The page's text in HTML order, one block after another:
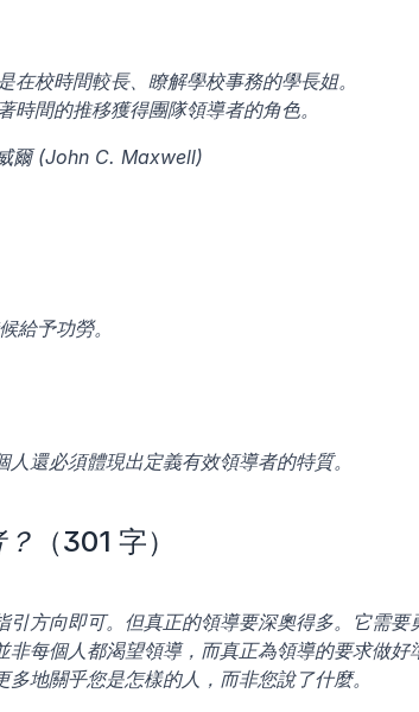
校時間較長、瞭解學校事務的學長姐。
間的推移獲得團隊領導者的角色。
爾 (John C. Maxwell)
給予功勞。
還必須體現出定義有效領導者的特質。
（301 字）
方向即可。但真正的領導要深奧得多。它需要
每個人都渴望領導，而真正為領導的要求做好
地關乎您是怎樣的人，而非您說了什麼。